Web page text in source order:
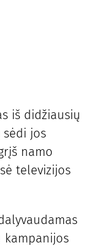
iš didžiausių
jos
namo
televizijos
kampanijos